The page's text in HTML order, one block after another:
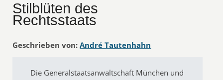
Stilblüten des
Rechtsstaats
Geschrieben von: André Tautenhahn
Die Generalstaatsanwaltschaft München und